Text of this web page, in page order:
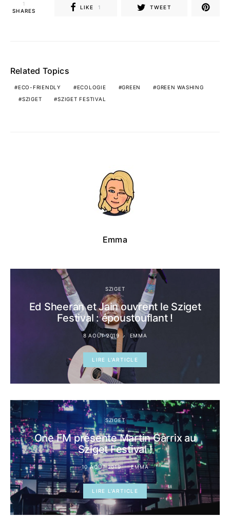
1
SHARES
LIKE 1 TWEET
Related Topics
ECO-FRIENDLY ECOLOGIE GREEN
GREEN WASHING
SZIGET
SZIGET FESTIVAL
Emma
SZIGET
Ed Sheeran et Jain ouvrent le Sziget
Festival : époustouflant !
8 AOÛT 2019 EMMA
LIRE L'ARTICLE
SZIGET
One FM présente Martin Garrix au
Sziget Festival !
10 AOÛT 2019 EMMA
LIRE L'ARTICLE